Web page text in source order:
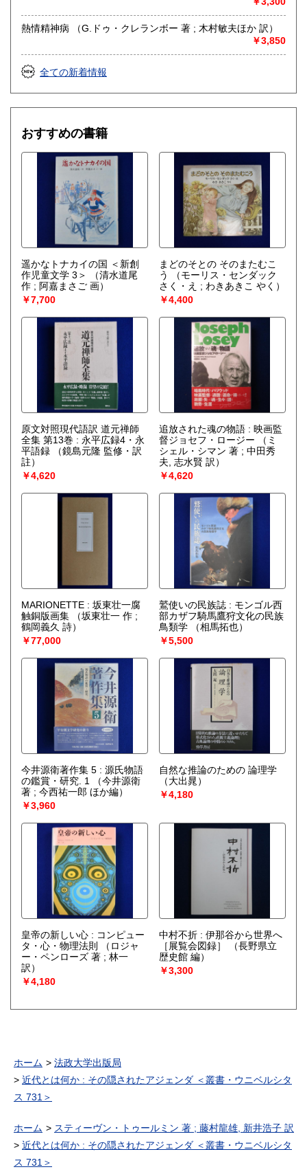
熱情精神病 （G.ドゥ・クレランボー 著 ; 木村敏夫ほか 訳）
￥3,850
全ての新着情報
おすすめの書籍
遥かなトナカイの国 ＜新創
作児童文学 3＞
（清水道尾
作 ; 阿嘉まさご 画）
￥7,700
まどのそとの そのまたむこ
う
（モーリス・センダック
さく・え ; わきあきこ やく）
￥4,400
原文対照現代語訳 道元禅師
全集 第13巻 : 永平広録4・永
平語録
（鏡島元隆 監修・訳
註）
￥4,620
追放された魂の物語 : 映画監
督ジョセフ・ロージー
（ミ
シェル・シマン 著 ; 中田秀
夫, 志水賢 訳）
￥4,620
MARIONETTE : 坂東壮一腐
触銅版画集
（坂東壮一 作 ;
鶴岡義久 詩）
￥77,000
鷲使いの民族誌 : モンゴル西
部カザフ騎馬鷹狩文化の民族
鳥類学
（相馬拓也）
￥5,500
今井源衛著作集 5 : 源氏物語
の鑑賞・研究. 1
（今井源衛
著 ; 今西祐一郎 ほか編）
￥3,960
自然な推論のための 論理学
（大出晁）
￥4,180
皇帝の新しい心 : コンピュー
タ・心・物理法則
（ロジャ
ー・ペンローズ 著 ; 林一
訳）
￥4,180
中村不折 : 伊那谷から世界へ
［展覧会図録］
（長野県立
歴史館 編）
￥3,300
ホーム
法政大学出版局
近代とは何か : その隠されたアジェンダ ＜叢書・ウニベルシタ
ス 731＞
ホーム
スティーヴン・トゥールミン 著 ; 藤村龍雄, 新井浩子 訳
近代とは何か : その隠されたアジェンダ ＜叢書・ウニベルシタ
ス 731＞